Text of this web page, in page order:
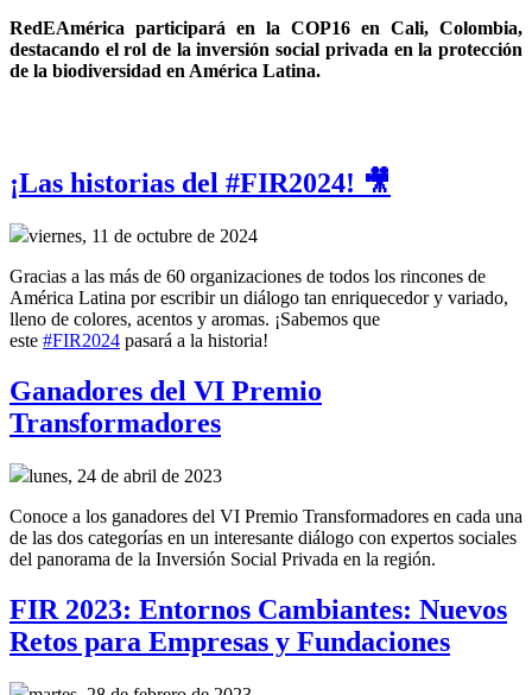
RedEAmérica participará en la COP16 en Cali, Colombia,
destacando el rol de la inversión social privada en la protección
de la biodiversidad en América Latina.
¡Las historias del #FIR2024! 🎥
viernes, 11 de octubre de 2024
Gracias a las más de 60 organizaciones de todos los rincones de
América Latina por escribir un diálogo tan enriquecedor y variado,
lleno de colores, acentos y aromas. ¡Sabemos que
este #FIR2024 pasará a la historia!
Ganadores del VI Premio
Transformadores
lunes, 24 de abril de 2023
Conoce a los ganadores del VI Premio Transformadores en cada una
de las dos categorías en un interesante diálogo con expertos sociales
del panorama de la Inversión Social Privada en la región.
FIR 2023: Entornos Cambiantes: Nuevos
Retos para Empresas y Fundaciones